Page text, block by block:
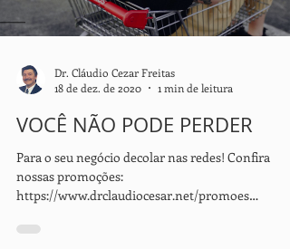
18 de dez. de 2020
1 min de leitura
VOCÊ NÃO PODE PERDER
Para o seu negócio decolar nas redes! Confira
https://www.drclaudiocesar.net/promoes